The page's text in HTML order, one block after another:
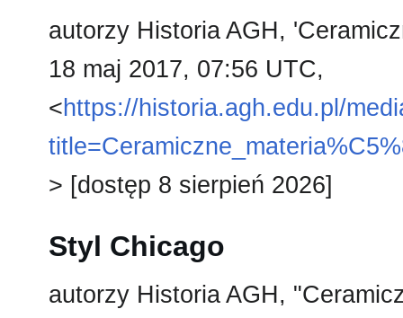
autorzy Historia AGH,
18 maj 2017, 07:56 UTC,
<https://historia.agh.edu.pl/
> [dostęp 8 sierpień 2026]
Styl Chicago
autorzy Historia AGH,